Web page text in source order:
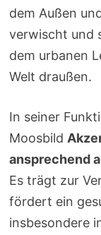
dem Außen
verwischt und
dem urbanen
Welt draußen.
In seiner
Moosbild
ansprechend
Es trägt zur
fördert ein
insbesondere